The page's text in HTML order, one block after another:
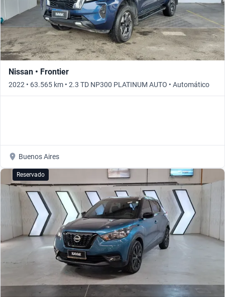
Nissan • Frontier
2022 • 63.565 km • 2.3 TD NP300 PLATINUM AUTO • Automático
Buenos Aires
Reservado